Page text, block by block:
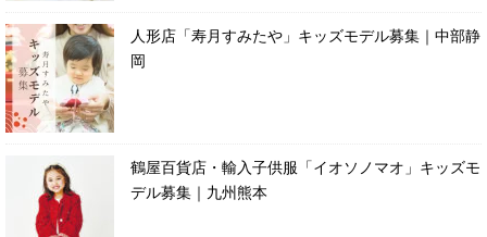
人形店「寿月すみたや」キッズモデル募集｜中部静
岡
鶴屋百貨店・輸入子供服「イオソノマオ」キッズモ
デル募集｜九州熊本